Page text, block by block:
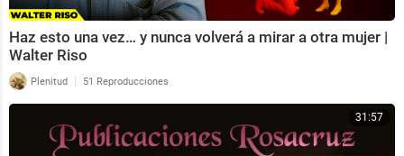
Haz esto una vez… y nunca volverá a mirar a otra mujer |
Walter Riso
Plenitud | 51 Reproducciones
31:57